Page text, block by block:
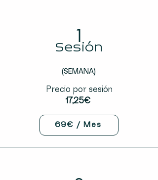
Sesión
1
(SEMANA)
Precio por sesión
17,25€
69€ / Mes